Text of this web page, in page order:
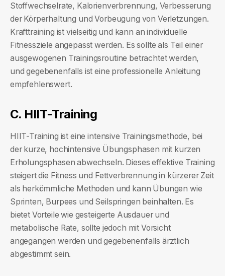
Stoffwechselrate, Kalorienverbrennung, Verbesserung
der Körperhaltung und Vorbeugung von Verletzungen.
Krafttraining ist vielseitig und kann an individuelle
Fitnessziele angepasst werden. Es sollte als Teil einer
ausgewogenen Trainingsroutine betrachtet werden,
und gegebenenfalls ist eine professionelle Anleitung
empfehlenswert.
C. HIIT-Training
HIIT-Training ist eine intensive Trainingsmethode, bei
der kurze, hochintensive Übungsphasen mit kurzen
Erholungsphasen abwechseln. Dieses effektive Training
steigert die Fitness und Fettverbrennung in kürzerer Zeit
als herkömmliche Methoden und kann Übungen wie
Sprinten, Burpees und Seilspringen beinhalten. Es
bietet Vorteile wie gesteigerte Ausdauer und
metabolische Rate, sollte jedoch mit Vorsicht
angegangen werden und gegebenenfalls ärztlich
abgestimmt sein.